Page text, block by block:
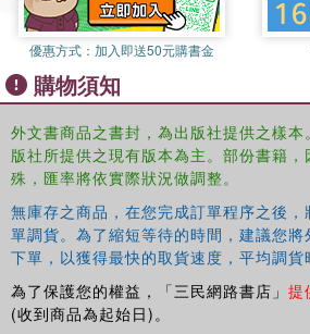
優惠方式： 加入即送50元購書金
購物須知
外文書商品之書封，為出版社提供之樣本
版社所提供之現有版本為主。部份書籍
殊，匯率將依實際狀況做調整。
無庫存之商品，在您完成訂單程序之後
單調貨。為了縮短等待的時間，建議您
下單，以獲得最快的取貨速度，平均調貨
為了保護您的權益，「三民網路書店」 提
(收到商品為起始日)。